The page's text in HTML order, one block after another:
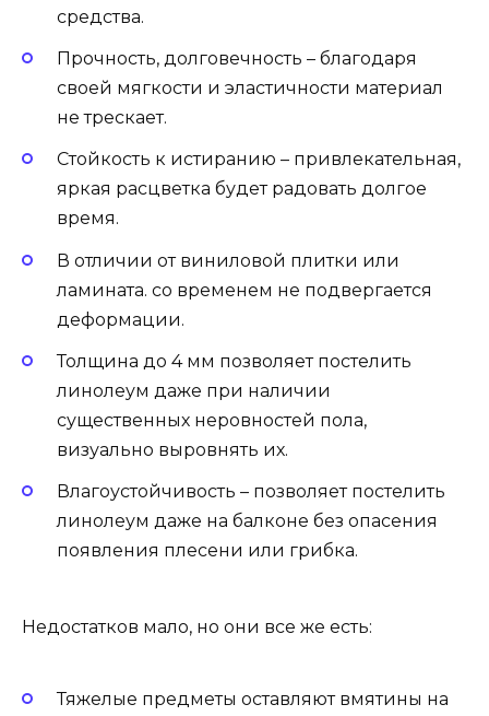
средства.
Прочность, долговечность – благодаря
своей мягкости и эластичности материал
не трескает.
Стойкость к истиранию – привлекательная,
яркая расцветка будет радовать долгое
время.
В отличии от виниловой плитки или
ламината. со временем не подвергается
деформации.
Толщина до 4 мм позволяет постелить
линолеум даже при наличии
существенных неровностей пола,
визуально выровнять их.
Влагоустойчивость – позволяет постелить
линолеум даже на балконе без опасения
появления плесени или грибка.
Недостатков мало, но они все же есть:
Тяжелые предметы оставляют вмятины на